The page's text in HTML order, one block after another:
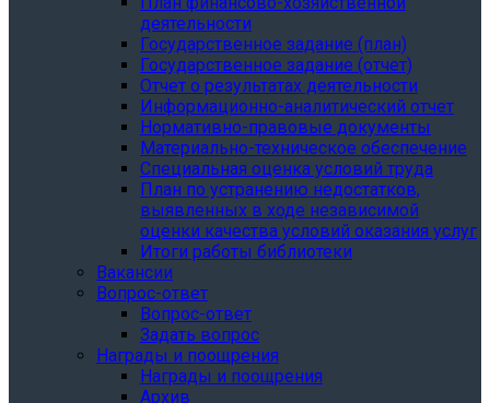
деятельности
Государственное задание (план)
Государственное задание (отчет)
Отчет о результатах деятельности
Информационно-аналитический отчет
Нормативно-правовые документы
Материально-техническое обеспечение
Специальная оценка условий труда
План по устранению недостатков,
выявленных в ходе независимой
оценки качества условий оказания услуг
Итоги работы библиотеки
Вакансии
Вопрос-ответ
Вопрос-ответ
Задать вопрос
Награды и поощрения
Награды и поощрения
Архив